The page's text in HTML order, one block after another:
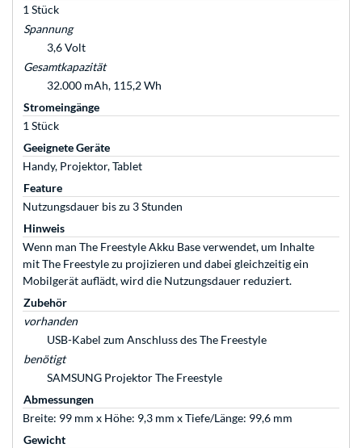
1 Stück
Spannung
3,6 Volt
Gesamtkapazität
32.000 mAh, 115,2 Wh
Stromeingänge
1 Stück
Geeignete Geräte
Handy, Projektor, Tablet
Feature
Nutzungsdauer bis zu 3 Stunden
Hinweis
Wenn man The Freestyle Akku Base verwendet, um Inhalte
mit The Freestyle zu projizieren und dabei gleichzeitig ein
Mobilgerät auflädt, wird die Nutzungsdauer reduziert.
Zubehör
vorhanden
USB-Kabel zum Anschluss des The Freestyle
benötigt
SAMSUNG Projektor The Freestyle
Abmessungen
Breite: 99 mm x Höhe: 9,3 mm x Tiefe/Länge: 99,6 mm
Gewicht